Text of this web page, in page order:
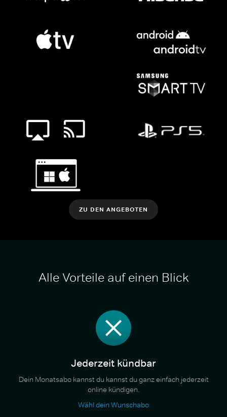
ZU DEN ANGEBOTEN
Alle Vorteile auf einen Blick
Jederzeit kündbar
Dein Monatsabo kannst du kannst du ganz einfach jederzeit
online kündigen.
Wähl dein Wunschabo